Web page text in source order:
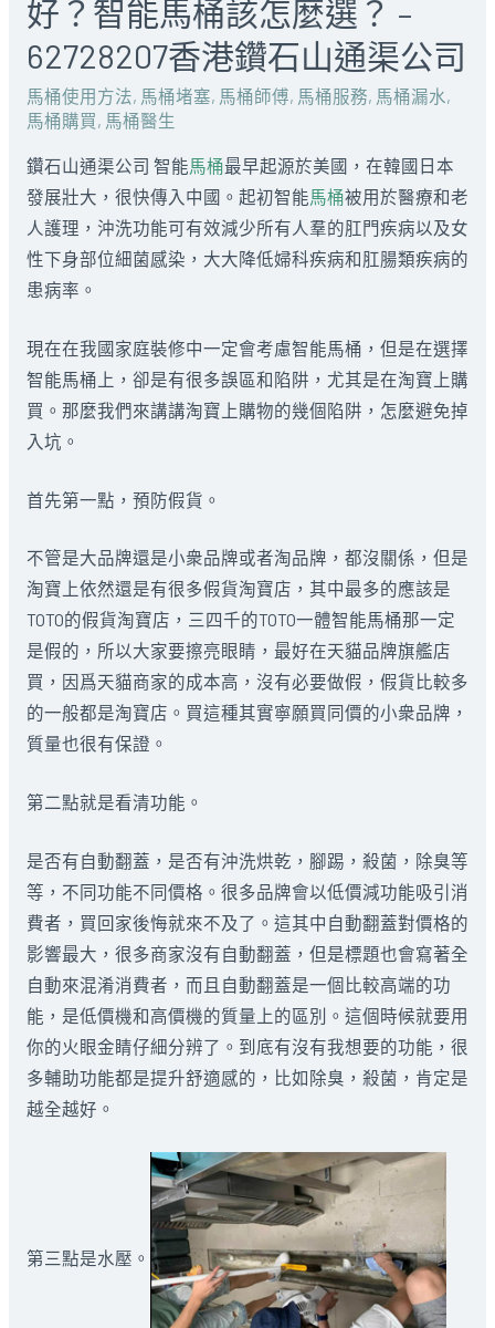
好？智能馬桶該怎麼選？ –
62728207香港鑽石山通渠公司
馬桶使用方法, 馬桶堵塞, 馬桶師傅, 馬桶服務, 馬桶漏水,
馬桶購買, 馬桶醫生
鑽石山通渠公司 智能馬桶最早起源於美國，在韓國日本
發展壯大，很快傳入中國。起初智能馬桶被用於醫療和老
人護理，沖洗功能可有效減少所有人羣的肛門疾病以及女
性下身部位細菌感染，大大降低婦科疾病和肛腸類疾病的
患病率。
現在在我國家庭裝修中一定會考慮智能馬桶，但是在選擇
智能馬桶上，卻是有很多誤區和陷阱，尤其是在淘寶上購
買。那麼我們來講講淘寶上購物的幾個陷阱，怎麼避免掉
入坑。
首先第一點，預防假貨。
不管是大品牌還是小衆品牌或者淘品牌，都沒關係，但是
淘寶上依然還是有很多假貨淘寶店，其中最多的應該是
TOTO的假貨淘寶店，三四千的TOTO一體智能馬桶那一定
是假的，所以大家要擦亮眼睛，最好在天貓品牌旗艦店
買，因爲天貓商家的成本高，沒有必要做假，假貨比較多
的一般都是淘寶店。買這種其實寧願買同價的小衆品牌，
質量也很有保證。
第二點就是看清功能。
是否有自動翻蓋，是否有沖洗烘乾，腳踢，殺菌，除臭等
等，不同功能不同價格。很多品牌會以低價減功能吸引消
費者，買回家後悔就來不及了。這其中自動翻蓋對價格的
影響最大，很多商家沒有自動翻蓋，但是標題也會寫著全
自動來混淆消費者，而且自動翻蓋是一個比較高端的功
能，是低價機和高價機的質量上的區別。這個時候就要用
你的火眼金睛仔細分辨了。到底有沒有我想要的功能，很
多輔助功能都是提升舒適感的，比如除臭，殺菌，肯定是
越全越好。
第三點是水壓。